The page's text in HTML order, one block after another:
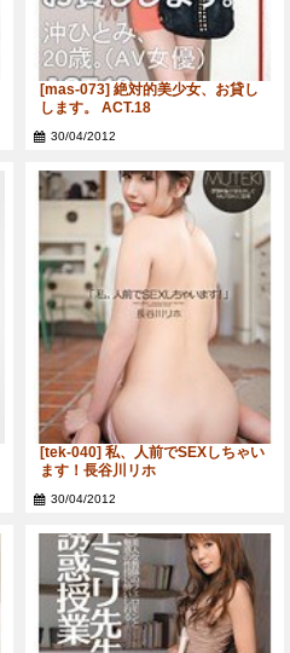
[mas-073] 絶対的美少女、お貸し
します。 ACT.18
30/04/2012
[tek-040] 私、人前でSEXしちゃい
ます！長谷川リホ
30/04/2012